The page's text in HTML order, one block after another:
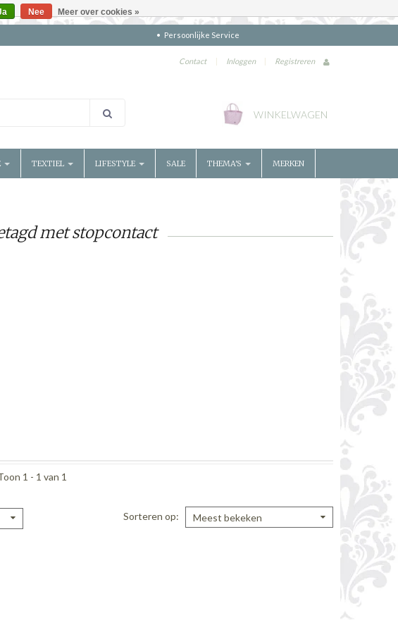
Persoonlijke Service
Contact | Inloggen | Registreren
WINKELWAGEN
TEXTIEL LIFESTYLE SALE THEMA'S MERKEN
met stopcontact
1 - 1 van 1
Sorteren op Meest bekeken
Nee Meer over cookies »